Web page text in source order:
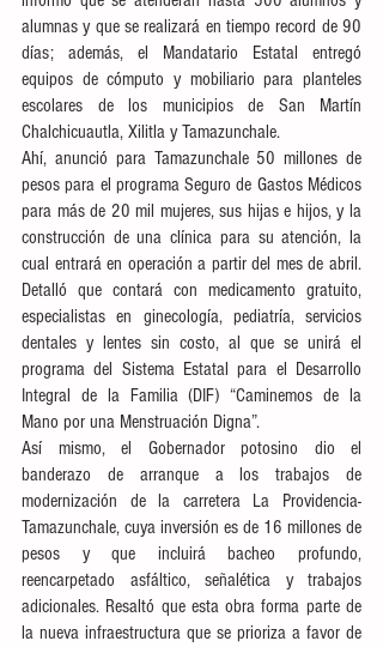
alumnas y que se realizará en tiempo record de 90
días; además, el Mandatario Estatal entregó
equipos de cómputo y mobiliario para planteles
escolares de los municipios de San Martín
Chalchicuautla, Xilitla y Tamazunchale.
Ahí, anunció para Tamazunchale 50 millones de
pesos para el programa Seguro de Gastos Médicos
para más de 20 mil mujeres, sus hijas e hijos, y la
construcción de una clínica para su atención, la
cual entrará en operación a partir del mes de abril.
Detalló que contará con medicamento gratuito,
especialistas en ginecología, pediatría, servicios
dentales y lentes sin costo, al que se unirá el
programa del Sistema Estatal para el Desarrollo
Integral de la Familia (DIF) “Caminemos de la
Mano por una Menstruación Digna”.
Así mismo, el Gobernador potosino dio el
banderazo de arranque a los trabajos de
modernización de la carretera La Providencia-
Tamazunchale, cuya inversión es de 16 millones de
pesos y que incluirá bacheo profundo,
reencarpetado asfáltico, señalética y trabajos
adicionales. Resaltó que esta obra forma parte de
la nueva infraestructura que se prioriza a favor de